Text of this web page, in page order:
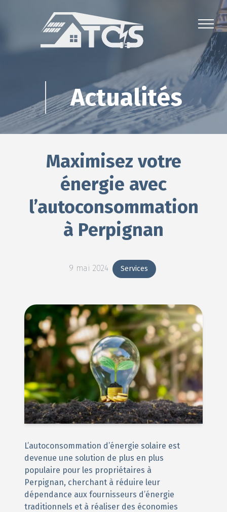
Actualités
Maximisez votre
énergie avec
l’autoconsommation
à Perpignan
9 mai 2024 Services
L’autoconsommation d’énergie solaire est
devenue une solution de plus en plus
populaire pour les propriétaires à
Perpignan, cherchant à réduire leur
dépendance aux fournisseurs d’énergie
traditionnels et à réaliser des économies